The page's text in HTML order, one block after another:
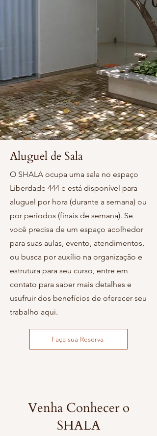
Aluguel de Sala
O SHALA ocupa uma sala no espaço
Liberdade 444 e está disponível para
aluguel por hora (durante a semana) ou
por períodos (finais de semana). Se
você precisa de um espaço acolhedor
para suas aulas, evento, atendimentos,
ou busca por auxílio na organização e
estrutura para seu curso, entre em
contato para saber mais detalhes e
usufruir dos benefícios de oferecer seu
trabalho aqui.
Faça sua Reserva
Venha Conhecer o
SHALA